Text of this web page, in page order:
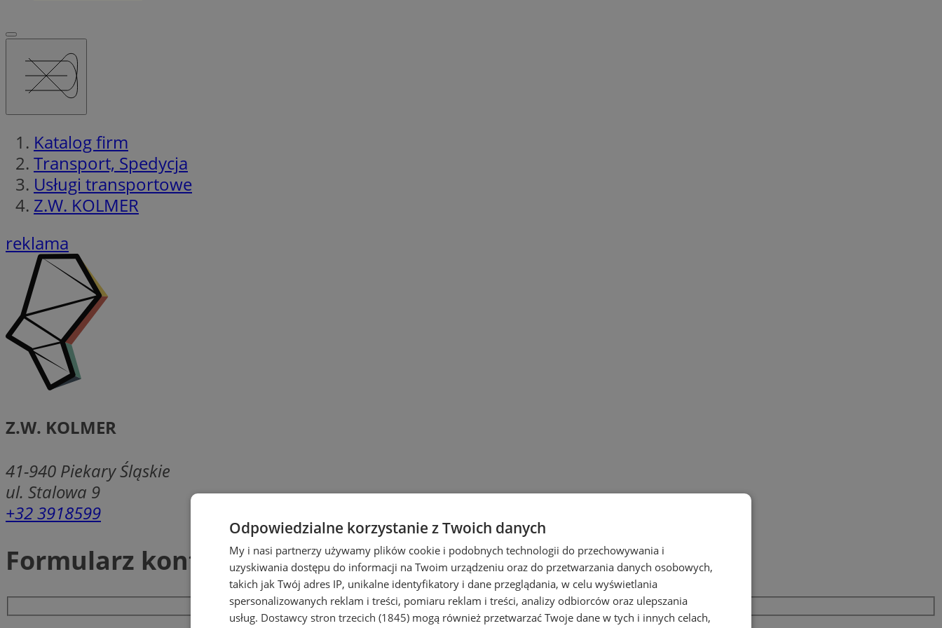
Katalog firm
Transport, Spedycja
Usługi transportowe
Z.W. KOLMER
reklama
Z.W. KOLMER
41-940 Piekary Śląskie
ul. Stalowa 9
+32 3918599
Formularz kontaktowy
Odpowiedzialne korzystanie z Twoich danych
My i nasi partnerzy używamy plików cookie i podobnych technologii do przechowywania i
uzyskiwania dostępu do informacji na Twoim urządzeniu oraz do przetwarzania danych osobowych,
takich jak Twój adres IP, unikalne identyfikatory i dane przeglądania, w celu wyświetlania
spersonalizowanych reklam i treści, pomiaru reklam i treści, analizy odbiorców oraz ulepszania
usług. Dostawcy stron trzecich (1845) mogą również przetwarzać Twoje dane w tych i innych celach,